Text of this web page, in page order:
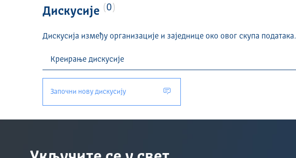
Дискусије 0
Дискусија између организације и заједнице око овог скупа података.
Започни нову дискусију